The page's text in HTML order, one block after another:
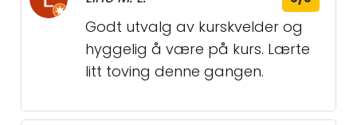
Godt utvalg av kurskvelder og
hyggelig å være på kurs. Lærte
litt toving denne gangen.